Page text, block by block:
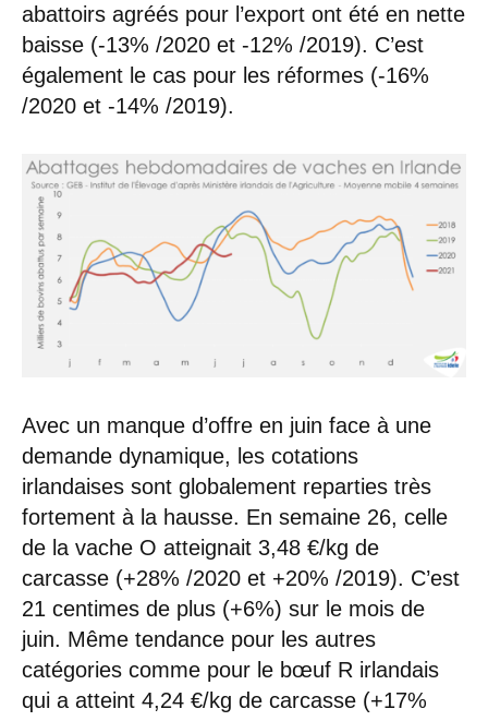
abattoirs agréés pour l’export ont été en nette
baisse (-13% /2020 et -12% /2019). C’est
également le cas pour les réformes (-16%
/2020 et -14% /2019).
Avec un manque d’offre en juin face à une
demande dynamique, les cotations
irlandaises sont globalement reparties très
fortement à la hausse. En semaine 26, celle
de la vache O atteignait 3,48 €/kg de
carcasse (+28% /2020 et +20% /2019). C’est
21 centimes de plus (+6%) sur le mois de
juin. Même tendance pour les autres
catégories comme pour le bœuf R irlandais
qui a atteint 4,24 €/kg de carcasse (+17%